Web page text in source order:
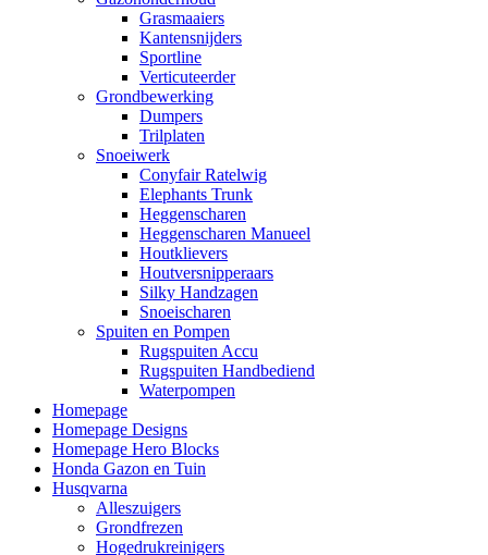
Grasmaaiers
Kantensnijders
Sportline
Verticuteerder
Grondbewerking
Dumpers
Trilplaten
Snoeiwerk
Conyfair Ratelwig
Elephants Trunk
Heggenscharen
Heggenscharen Manueel
Houtklievers
Houtversnipperaars
Silky Handzagen
Snoeischaren
Spuiten en Pompen
Rugspuiten Accu
Rugspuiten Handbediend
Waterpompen
Homepage
Homepage Designs
Homepage Hero Blocks
Honda Gazon en Tuin
Husqvarna
Alleszuigers
Grondfrezen
Hogedrukreinigers